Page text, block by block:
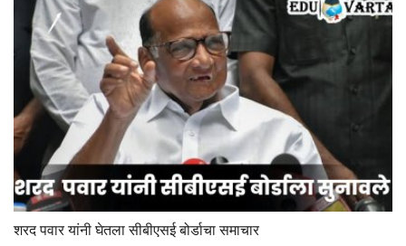
शरद पवार यांनी घेतला सीबीएसई बोर्डाचा समाचार